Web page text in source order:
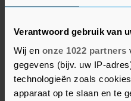
Verantwoord gebruik van
Wij en onze 1022 partners
gegevens (bijv. uw IP-
technologieën zoals
apparaat op te slaan en te